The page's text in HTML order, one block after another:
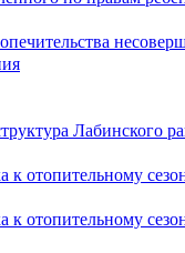
Лабинского
к отопительному
к отопительному